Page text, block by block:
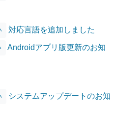
対応言語を追加しました
Androidアプリ版更新のお知
システムアップデートのお知